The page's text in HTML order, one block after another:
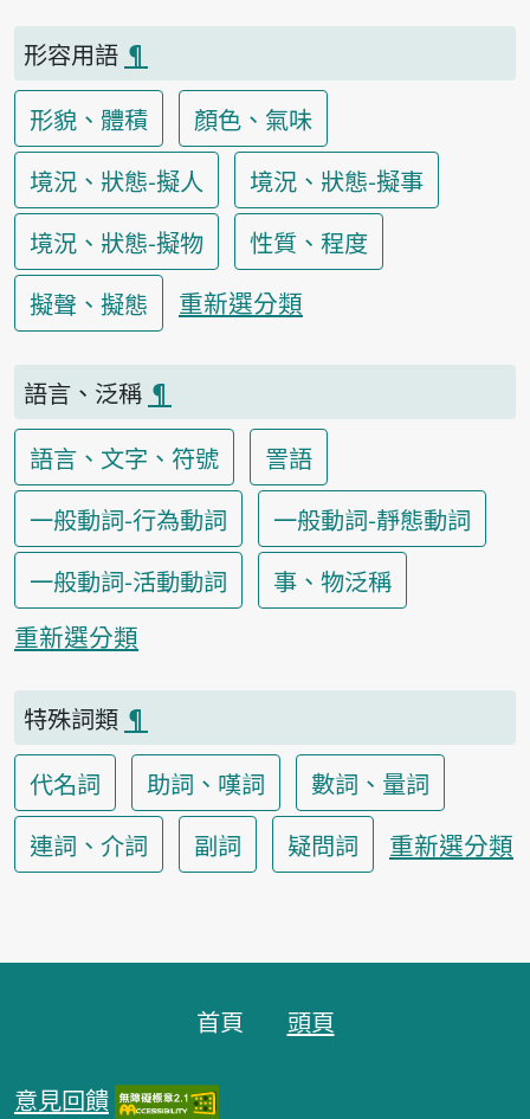
形容用語 ¶
形貌、體積
顏色、氣味
境況、狀態-擬人
境況、狀態-擬事
境況、狀態-擬物
性質、程度
擬聲、擬態
重新選分類
語言、泛稱 ¶
語言、文字、符號
詈語
一般動詞-行為動詞
一般動詞-靜態動詞
一般動詞-活動動詞
事、物泛稱
重新選分類
特殊詞類 ¶
代名詞
助詞、嘆詞
數詞、量詞
連詞、介詞
副詞 疑問詞 重新選分類
首頁 頭頁
意見回饋